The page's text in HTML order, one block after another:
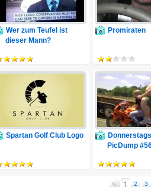
Wer zum Teufel ist
dieser Mann?
Promiraten
Spartan Golf Club Logo
PicDump
1 2 3